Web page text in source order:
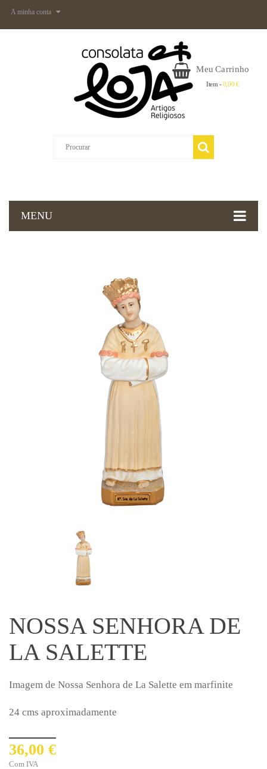
A minha conta
Meu Carrinho
Item - 0,00 €
MENU
NOSSA SENHORA DE
LA SALETTE
Imagem de Nossa Senhora de La Salette em marfinite
24 cms aproximadamente
36,00 €
Com IVA